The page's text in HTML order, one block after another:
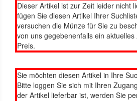
Dieser Artikel ist zur Zeit leider nicht
fügen Sie diesen Artikel Ihrer
versuchen die Münze für Sie zu
von uns gegebenenfalls ein
Preis.
Sie möchten diesen Artikel in Ihre
Bitte loggen Sie sich mit Ihren
der Artikel lieferbar ist, werden Sie